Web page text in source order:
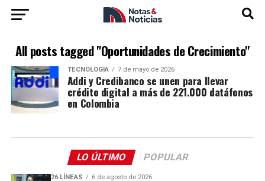
All posts tagged "Oportunidades de Crecimiento"
TECNOLOGÍA 7 de mayo de 2026
Addi y Credibanco se unen para llevar
crédito digital a más de 221.000 datáfonos
en Colombia
LO ÚLTIMO POPULAR
26 LÍNEAS 6 de agosto de 2026